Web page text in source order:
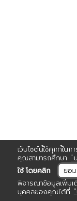
เว็บไซต์นี้ใช้คุกกี้ใน
คุณสามารถศึกษา "
ใช้ โดยคลิก
ยอ
พิจารณาข้อมูลเพิ่มเ
บุคคลของคุณได้ที่